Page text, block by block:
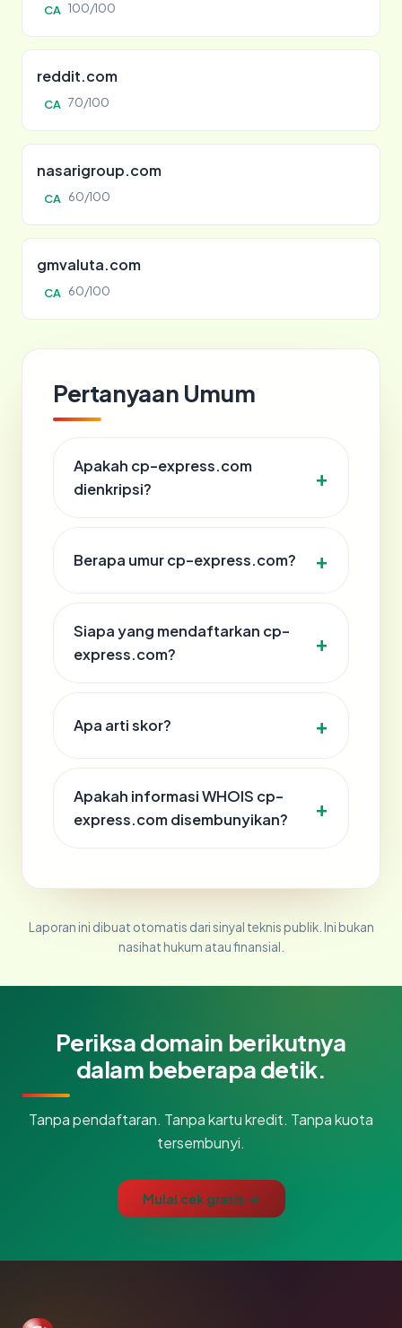
CA 100/100
reddit.com
CA 70/100
nasarigroup.com
CA 60/100
gmvaluta.com
CA 60/100
Pertanyaan Umum
Apakah cp-express.com
dienkripsi?
Berapa umur cp-express.com?
Siapa yang mendaftarkan cp-
express.com?
Apa arti skor?
Apakah informasi WHOIS cp-
express.com disembunyikan?
Laporan ini dibuat otomatis dari sinyal teknis publik. Ini bukan
nasihat hukum atau finansial.
Periksa domain berikutnya
dalam beberapa detik.
Tanpa pendaftaran. Tanpa kartu kredit. Tanpa kuota
tersembunyi.
Mulai cek gratis →